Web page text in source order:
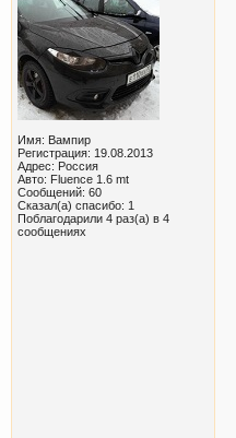
Имя: Вампир
Регистрация: 19.08.2013
Адрес: Россия
Авто: Fluence 1.6 mt
Сообщений: 60
Сказал(а) спасибо: 1
Поблагодарили 4 раз(а) в 4
сообщениях